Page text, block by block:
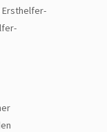
Ersthelfer-